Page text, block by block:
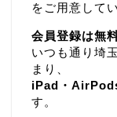
をご用意して
会員登録は無
いつも通り埼
まり、
iPad・
す。